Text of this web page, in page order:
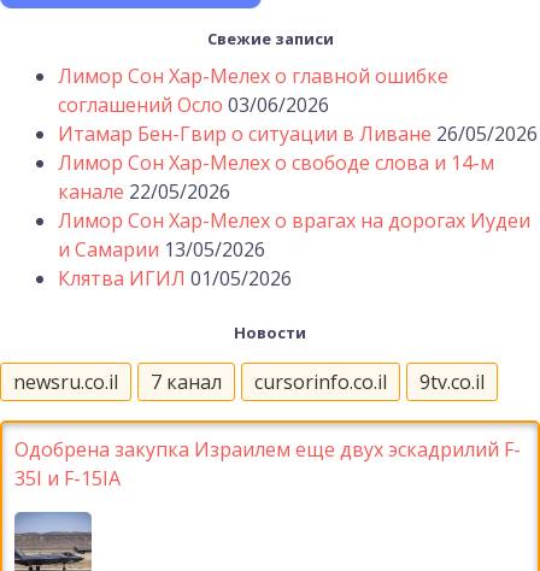
Свежие записи
Лимор Сон Хар-Мелех о главной ошибке
соглашений Осло 03/06/2026
Итамар Бен-Гвир о ситуации в Ливане 26/05/2026
Лимор Сон Хар-Мелех о свободе слова и 14-м
канале 22/05/2026
Лимор Сон Хар-Мелех о врагах на дорогах Иудеи
и Самарии 13/05/2026
Клятва ИГИЛ 01/05/2026
Новости
newsru.co.il 7 канал cursorinfo.co.il 9tv.co.il
Одобрена закупка Израилем еще двух эскадрилий F-
35I и F-15IA